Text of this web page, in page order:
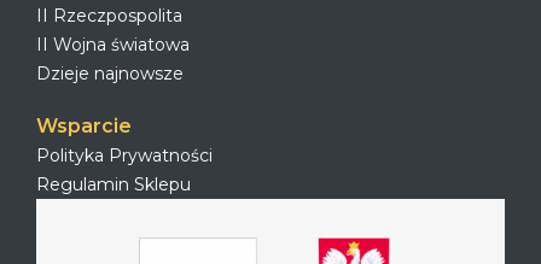
II Rzeczpospolita
II Wojna światowa
Dzieje najnowsze
Wsparcie
Polityka Prywatności
Regulamin Sklepu